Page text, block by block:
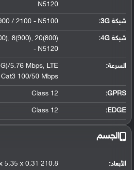
N5120
شبكة 3G :
/ 2100 - N5100
شبكة 4G :
8(900), 20(800)
- N5120
السرعة:
5.76 Mbps, LTE
Cat3 100/50 Mbps
GPRS:
Class 12
EDGE:
Class 12
الجسم
الأبعاد:
x 5.35 x 0.31